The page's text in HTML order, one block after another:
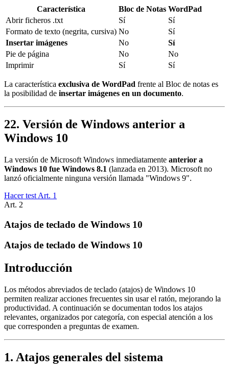
Característica Bloc de Notas WordPad
Abrir ficheros .txt
Sí
Sí
Formato de texto (negrita, cursiva) No
Sí
Insertar imágenes
No
Sí
Pie de página
No
No
Imprimir
Sí Sí
La característica exclusiva de WordPad frente al Bloc de notas es
la posibilidad de insertar imágenes en un documento.
22. Versión de Windows anterior a
Windows 10
La versión de Microsoft Windows inmediatamente anterior a
Windows 10 fue Windows 8.1 (lanzada en 2013). Microsoft no
lanzó oficialmente ninguna versión llamada "Windows 9".
Hacer test Art. 1
Art. 2
Atajos de teclado de Windows 10
Atajos de teclado de Windows 10
Introducción
Los métodos abreviados de teclado (atajos) de Windows 10
permiten realizar acciones frecuentes sin usar el ratón, mejorando la
productividad. A continuación se documentan todos los atajos
relevantes, organizados por categoría, con especial atención a los
que corresponden a preguntas de examen.
1. Atajos generales del sistema